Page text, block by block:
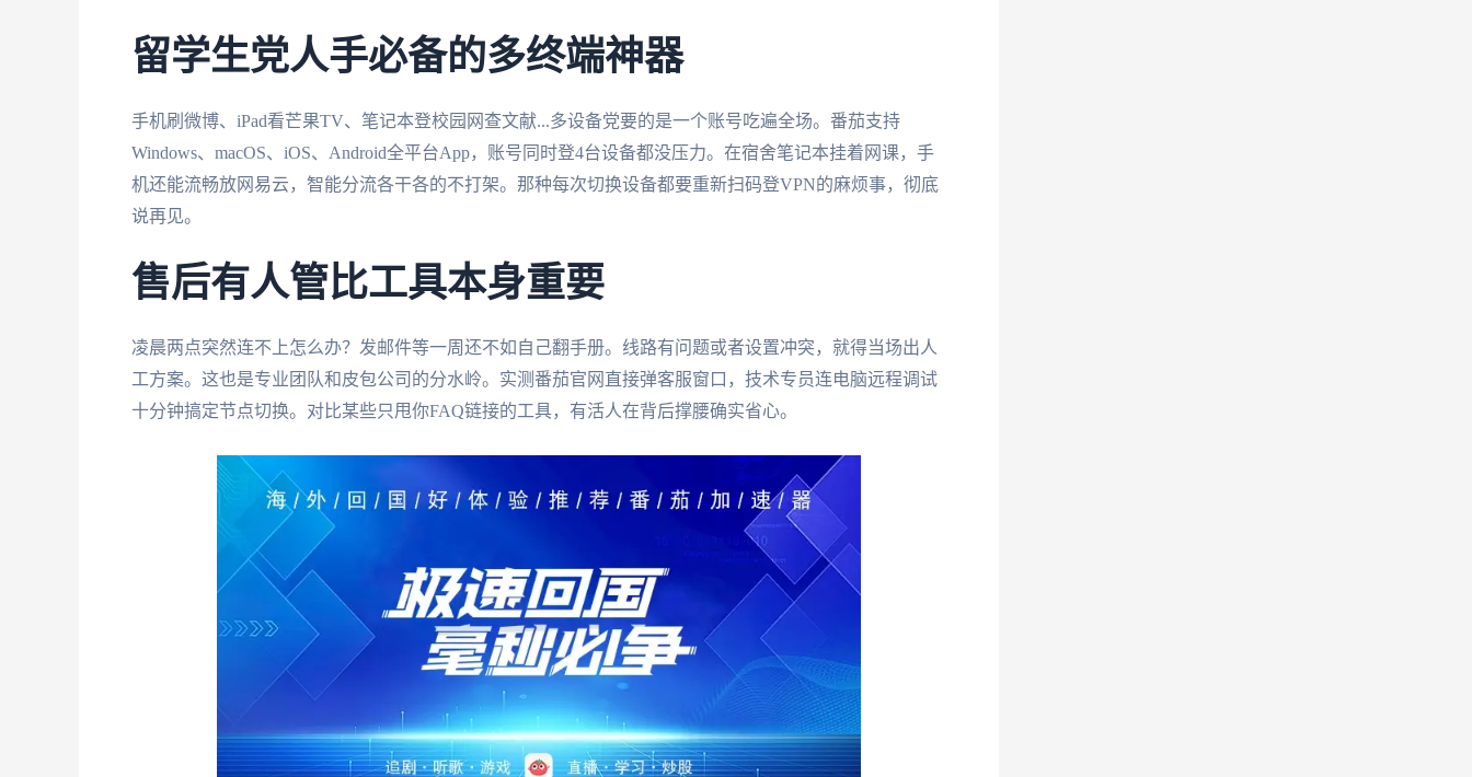
留学生党人手必备的多终端神器
手机刷微博、iPad看芒果TV、笔记本登校园网查文献...多设备党要的是一个账号吃遍全场。番茄支持
Windows、macOS、iOS、Android全平台App，账号同时登4台设备都没压力。在宿舍笔记本挂着网课，手
机还能流畅放网易云，智能分流各干各的不打架。那种每次切换设备都要重新扫码登VPN的麻烦事，彻底
说再见。
售后有人管比工具本身重要
凌晨两点突然连不上怎么办？发邮件等一周还不如自己翻手册。线路有问题或者设置冲突，就得当场出人
工方案。这也是专业团队和皮包公司的分水岭。实测番茄官网直接弹客服窗口，技术专员连电脑远程调试
十分钟搞定节点切换。对比某些只甩你FAQ链接的工具，有活人在背后撑腰确实省心。